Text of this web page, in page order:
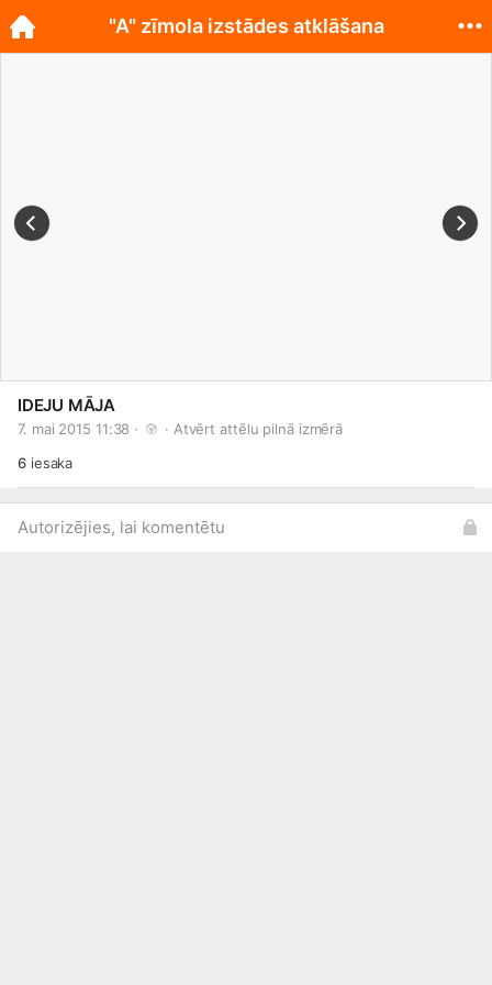
IDEJU MĀJA
7. mai 2015 11:38 · · Atvērt attēlu pilnā izmērā
6iesaka
Autorizējies, lai komentētu
"A" zīmola izstādes atklāšana